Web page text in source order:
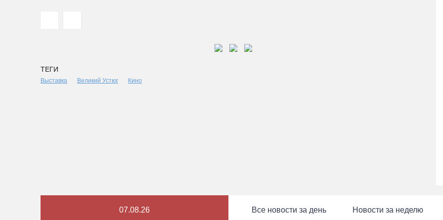
ТЕГИ
Выставка Великий Устюг Кино
07.08.26 Все новости за день Новости за неделю